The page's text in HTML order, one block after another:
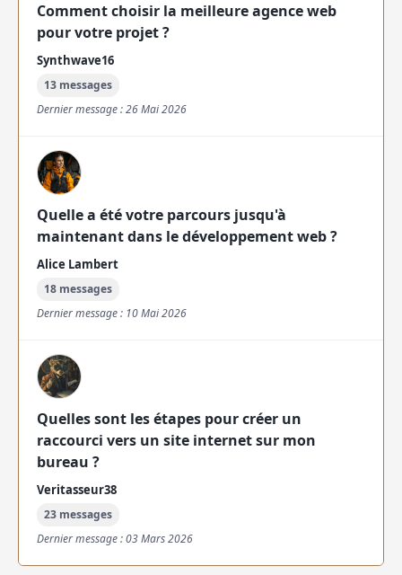
Comment choisir la meilleure agence web
pour votre projet ?
Synthwave16
13 messages
Dernier message : 26 Mai 2026
Quelle a été votre parcours jusqu'à
maintenant dans le développement web ?
Alice Lambert
18 messages
Dernier message : 10 Mai 2026
Quelles sont les étapes pour créer un
raccourci vers un site internet sur mon
bureau ?
Veritasseur38
23 messages
Dernier message : 03 Mars 2026